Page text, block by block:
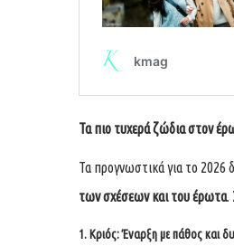
Τα πιο τυχερά ζώδια στον
Τα προγνωστικά για το 2026
των σχέσεων και του έρωτα.
1. Κριός: Έναρξη με πάθος και